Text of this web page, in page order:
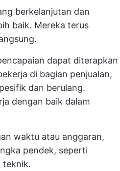
berkelanjutan dan
baik. Mereka terus
dapat diterapkan
di bagian penjualan,
dan berulang.
dengan baik dalam
waktu atau anggaran,
pendek, seperti
teknik.